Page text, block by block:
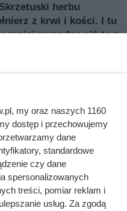
herbu
z krwi i kości. I tu
mniej wygodna niż ta z
Skrzetuskiego potrafił
wpadał w kłopoty:
się za nim
stworzenia jednej z
literatury — i co w
mitu?
my oraz naszych 1160
dostęp i przechowujemy
dane
standardowe
czy dane
spersonalizowanych
treści, pomiar reklam i
usług. Za zgodą